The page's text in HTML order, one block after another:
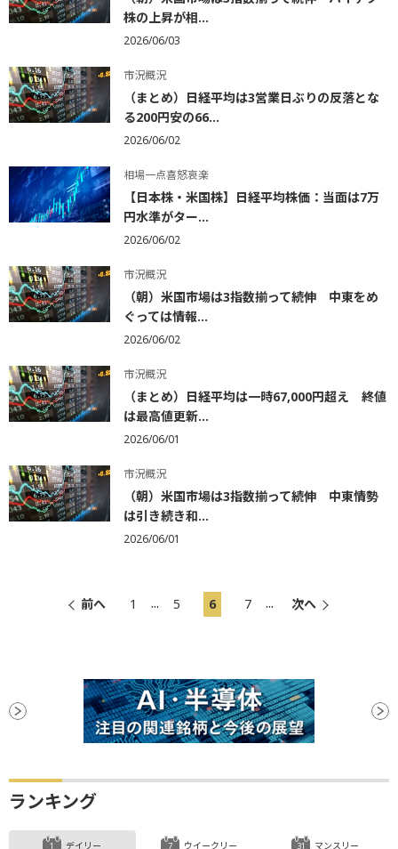
株の上昇が相...
2026/06/03
市況概況
（まとめ）日経平均は3営業日ぶりの反落とな
る200円安の66...
2026/06/02
相場一点喜怒哀楽
【日本株・米国株】日経平均株価：当面は7万
円水準がター...
2026/06/02
市況概況
（朝）米国市場は3指数揃って続伸 中東をめ
ぐっては情報...
2026/06/02
市況概況
（まとめ）日経平均は一時67,000円超え 終値
は最高値更新...
2026/06/01
市況概況
（朝）米国市場は3指数揃って続伸 中東情勢
は引き続き和...
2026/06/01
前へ 1 ... 5 6 7 ... 次へ
ランキング
デイリー ウイークリー マンスリー